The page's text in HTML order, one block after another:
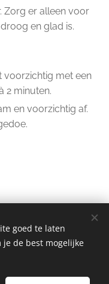
Zorg er alleen voor
en glad is.
voorzichtig met een
2 minuten.
en voorzichtig af.
goed te laten
de best mogelijke